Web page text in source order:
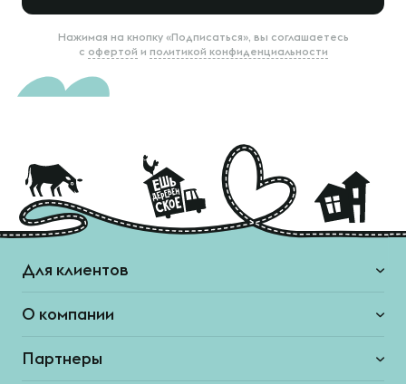
Нажимая на кнопку «Подписаться», вы соглашаетесь
с офертой и политикой конфиденциальности
Для клиентов
О компании
Партнеры